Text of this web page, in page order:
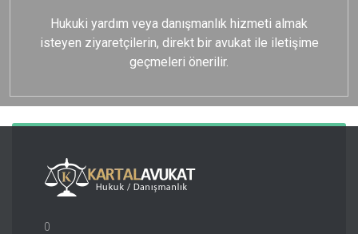
Hukuki yardım veya danışmanlık hizmeti almak
isteyen ziyaretçilerin, direkt bir avukat ile iletişime
geçmeleri önerilir.
0